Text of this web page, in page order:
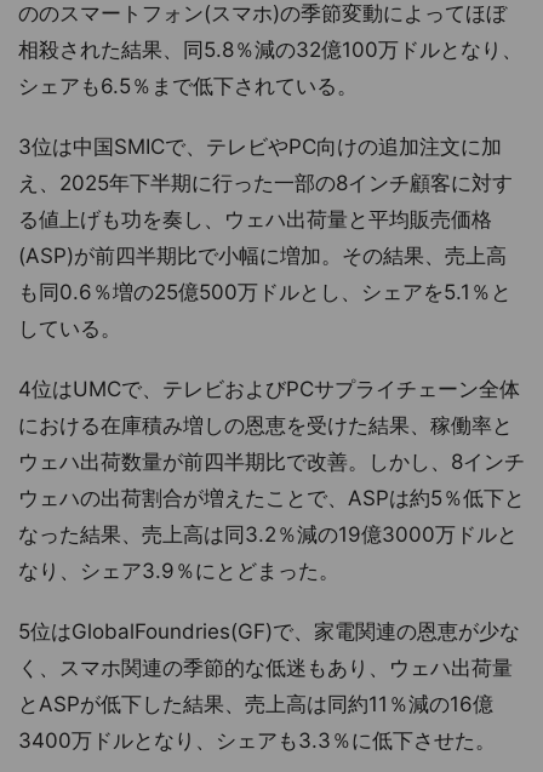
ののスマートフォン(スマホ)の季節変動によってほぼ
相殺された結果、同5.8％減の32億100万ドルとなり、
シェアも6.5％まで低下されている。
3位は中国SMICで、テレビやPC向けの追加注文に加
え、2025年下半期に行った一部の8インチ顧客に対す
る値上げも功を奏し、ウェハ出荷量と平均販売価格
(ASP)が前四半期比で小幅に増加。その結果、売上高
も同0.6％増の25億500万ドルとし、シェアを5.1％と
している。
4位はUMCで、テレビおよびPCサプライチェーン全体
における在庫積み増しの恩恵を受けた結果、稼働率と
ウェハ出荷数量が前四半期比で改善。しかし、8インチ
ウェハの出荷割合が増えたことで、ASPは約5％低下と
なった結果、売上高は同3.2％減の19億3000万ドルと
なり、シェア3.9％にとどまった。
5位はGlobalFoundries(GF)で、家電関連の恩恵が少な
く、スマホ関連の季節的な低迷もあり、ウェハ出荷量
とASPが低下した結果、売上高は同約11％減の16億
3400万ドルとなり、シェアも3.3％に低下させた。